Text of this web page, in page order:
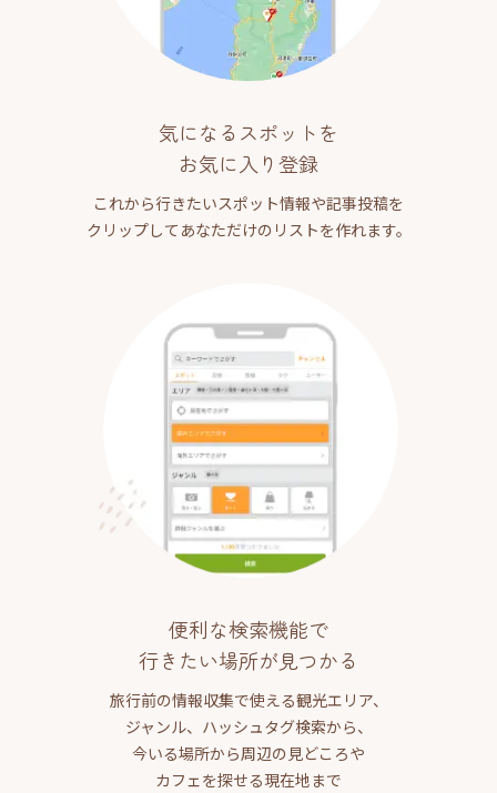
気になるスポットを
お気に入り登録
これから行きたいスポット情報や記事投稿を
クリップしてあなただけのリストを作れます。
便利な検索機能で
行きたい場所が見つかる
旅行前の情報収集で使える観光エリア、
ジャンル、ハッシュタグ検索から、
今いる場所から周辺の見どころや
カフェを探せる現在地まで